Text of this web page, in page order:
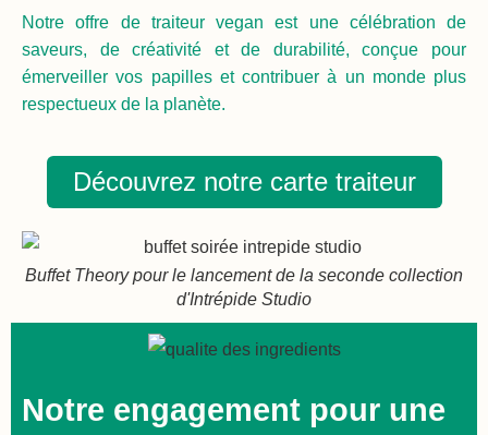
Notre offre de traiteur vegan est une célébration de
saveurs, de créativité et de durabilité, conçue pour
émerveiller vos papilles et contribuer à un monde plus
respectueux de la planète.
Découvrez notre carte traiteur
Buffet Theory pour le lancement de la seconde collection
d'Intrépide Studio
Notre engagement pour une